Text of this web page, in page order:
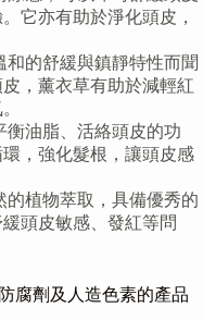
它亦有助於淨化頭皮，
和的舒緩與鎮靜特性而聞
，薰衣草有助於減輕紅
衡油脂、活絡頭皮的功
，強化髮根，讓頭皮感
的植物萃取，具備優秀的
頭皮敏感、發紅等問
腐劑及人造色素的產品